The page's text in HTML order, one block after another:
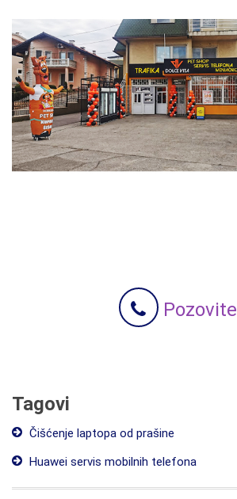
Pozovite
Tagovi
Čišćenje laptopa od prašine
Huawei servis mobilnih telefona